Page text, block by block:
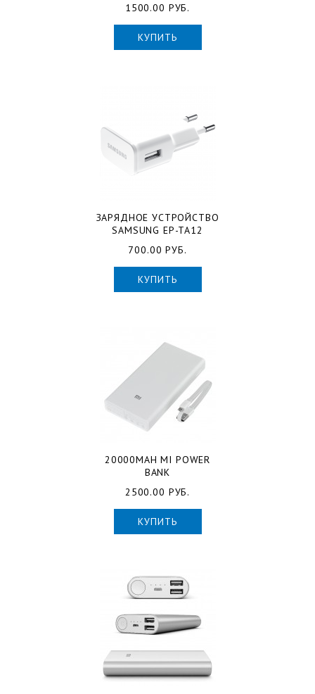
1500.00 РУБ.
КУПИТЬ
ЗАРЯДНОЕ УСТРОЙСТВО
SAMSUNG EP-TA12
700.00 РУБ.
КУПИТЬ
20000MAH MI POWER
BANK
2500.00 РУБ.
КУПИТЬ